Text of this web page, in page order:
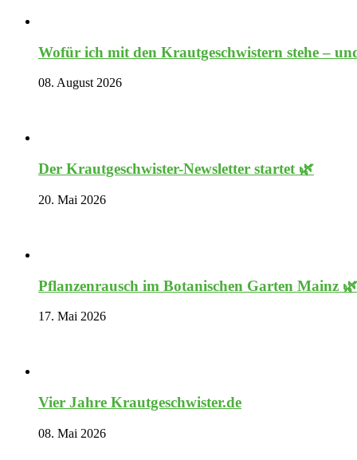
Wofür ich mit den Krautgeschwistern stehe –
08. August 2026
Der Krautgeschwister-Newsletter startet 🌿
20. Mai 2026
Pflanzenrausch im Botanischen Garten Mainz 🌿
17. Mai 2026
Vier Jahre Krautgeschwister.de
08. Mai 2026